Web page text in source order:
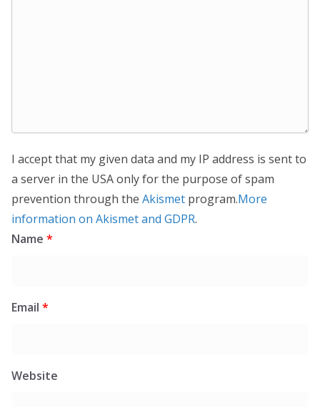
I accept that my given data and my IP address is sent to
a server in the USA only for the purpose of spam
prevention through the Akismet program.More
information on Akismet and GDPR.
Name *
Email *
Website